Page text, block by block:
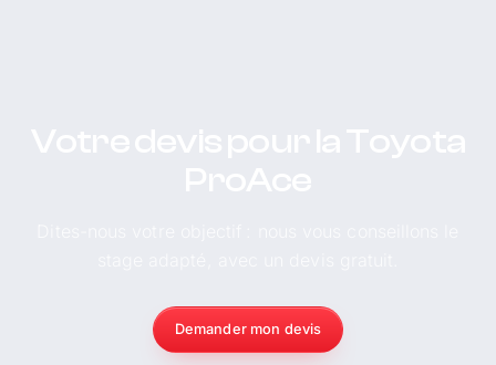
Demander mon devis